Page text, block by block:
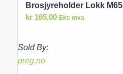
Brosjyreholder Lokk M65
kr165,00 Eks mva
Sold By:
preg.no